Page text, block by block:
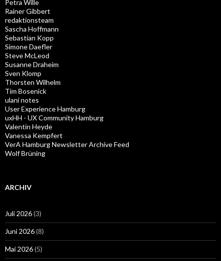
Petra Wille
Rainer Gibbert
redaktionsteam
Sascha Hoffmann
Sebastian Kopp
Simone Daefler
Steve McLeod
Susanne Draheim
Sven Klomp
Thorsten Wilhelm
Tim Bosenick
ulani notes
User Experience Hamburg
uxHH - UX Community Hamburg
Valentin Heyde
Vanessa Kempfert
VerA Hamburg Newsletter Archive Feed
Wolf Brüning
ARCHIV
Juli 2026(3)
Juni 2026(8)
Mai 2026(5)